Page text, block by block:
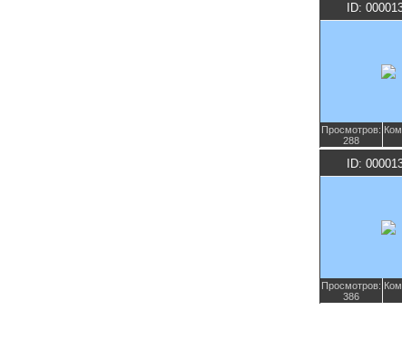
ID:
Просмотров:
288
ID:
Просмотров:
386